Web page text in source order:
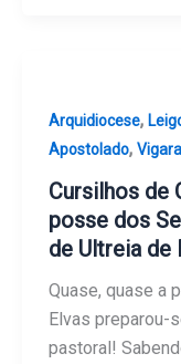
Arquidiocese,
Apostolado,
Cursilhos de
posse dos
de Ultreia de
Quase, quase a
Elvas preparou-
pastoral!